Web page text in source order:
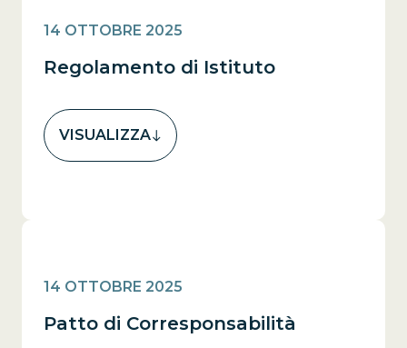
14 OTTOBRE 2025
Regolamento di Istituto
VISUALIZZA
14 OTTOBRE 2025
Patto di Corresponsabilità